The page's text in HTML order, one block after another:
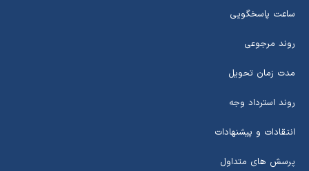
ساعت پاسخگویی
روند مرجوعی
مدت زمان تحویل
روند استرداد وجه
انتقادات و پیشنهادات
پرسش های متداول